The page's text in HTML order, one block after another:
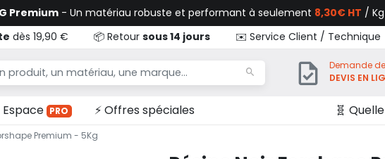
Premium - Un matériau robuste et performant à seulement 8,30€ HT /
dès 19,90 € 📦 Retour sous 14 jours ✉️ Service Client / Technique
Demande de
DEVIS EN
Espace PRO ⚡ Offres spéciales 🧬
Premium - 5Kg